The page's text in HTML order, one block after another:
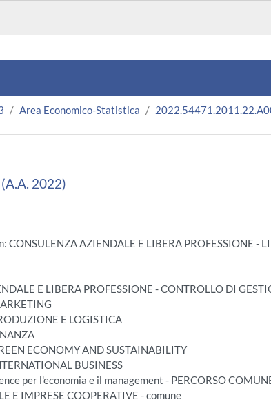
Area Economico-Statistica
2022)
AZIENDALE E LIBERA PROFESSIONE -
E LIBERA PROFESSIONE - CONTROLLO DI
E LOGISTICA
ECONOMY AND SUSTAINABILITY
BUSINESS
per l'economia e il management - PERCORSO
E IMPRESE COOPERATIVE - comune